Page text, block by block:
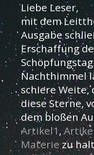
Liebe Leser,
mit dem
Ausgabe
Erschaffung
Nachthimmel
schiere Weite,
diese Sterne,
dem bloßen
Artikel1,
Materiezu